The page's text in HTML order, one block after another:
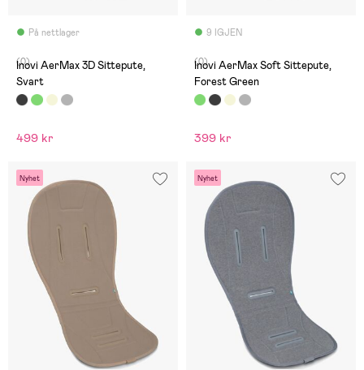
På nettlager
(0)
Inovi AerMax 3D Sittepute,
Svart
499 kr
9 IGJEN
(0)
Inovi AerMax Soft Sittepute,
Forest Green
399 kr
Nyhet Nyhet